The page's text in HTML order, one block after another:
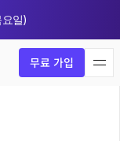
일)
무료 가입